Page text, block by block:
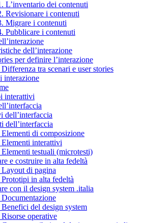
L’inventario dei contenuti
Revisionare i contenuti
Migrare i contenuti
Pubblicare i contenuti
dell’interazione
per definire l’interazione
tra scenari e user stories
interazione
interattivi
dell’interfaccia
dell’interfaccia
di composizione
interattivi
testuali (microtesti)
e costruire in alta fedeltà
di pagina
in alta fedeltà
con il design system .italia
del design system
operative